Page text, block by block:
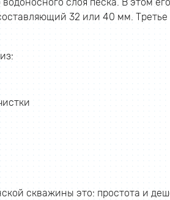
слоя песка. В этом
32 или 40 мм. Третье
скважины это: простота и